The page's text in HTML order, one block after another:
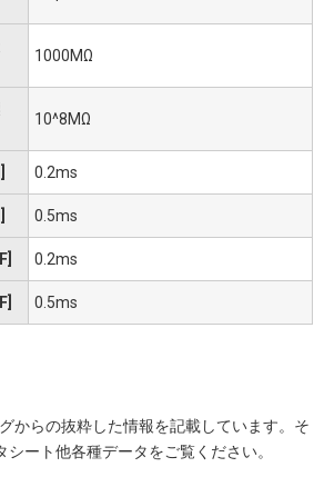
1000MΩ
10^8MΩ
0.2ms
0.5ms
0.2ms
0.5ms
からの抜粋した情報を記載しています。そ
ート他各種データをご覧ください。